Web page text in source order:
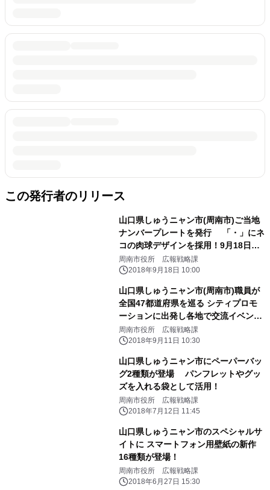
この発行者のリリース
山口県しゅうニャン市(周南市)ご当地
ナンバープレートを発行 「・」にネ
コの肉球デザインを採用！9月18日交
付開始
周南市役所 広報戦略課
2018年9月18日 10:00
山口県しゅうニャン市(周南市)職員が
全国47都道府県を巡る シティプロモ
ーションに出発し各地で交流イベント
を開催！ ～走れ！しゅうニャン市。約
7,900kmの旅～
周南市役所 広報戦略課
2018年9月11日 10:30
山口県しゅうニャン市にペーパーバッ
グ2種類が登場 パンフレットやグッ
ズを入れる袋として活用！
周南市役所 広報戦略課
2018年7月12日 11:45
山口県しゅうニャン市のスペシャルサ
イトに スマートフォン用壁紙の新作
16種類が登場！
周南市役所 広報戦略課
2018年6月27日 15:30